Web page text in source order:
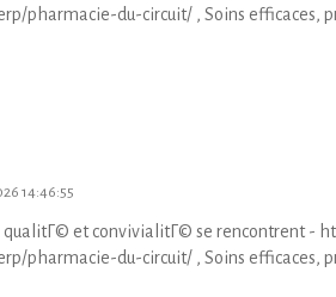
pharmacie-du-circuit/ , Soins efficaces,
14:46:55
et convivialitГ© se rencontrent -
pharmacie-du-circuit/ , Soins efficaces,